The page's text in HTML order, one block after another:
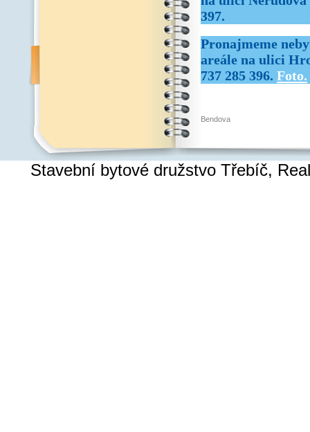
397.
Pronajmeme
areále na ulici
737 285 396. Foto.
Bendova
Stavební bytové družstvo Třebíč,